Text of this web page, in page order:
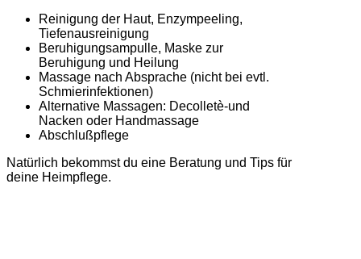
Reinigung der Haut, Enzympeeling,
Tiefenausreinigung
Beruhigungsampulle, Maske zur
Beruhigung und Heilung
Massage nach Absprache (nicht bei evtl.
Schmierinfektionen)
Alternative Massagen: Decolletè-und
Nacken oder Handmassage
Abschlußpflege
Natürlich bekommst du eine Beratung und Tips für
deine Heimpflege.